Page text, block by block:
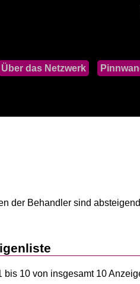
Über das Netzwerk
der Behandler sind absteigend
bis 10 von insgesamt 10